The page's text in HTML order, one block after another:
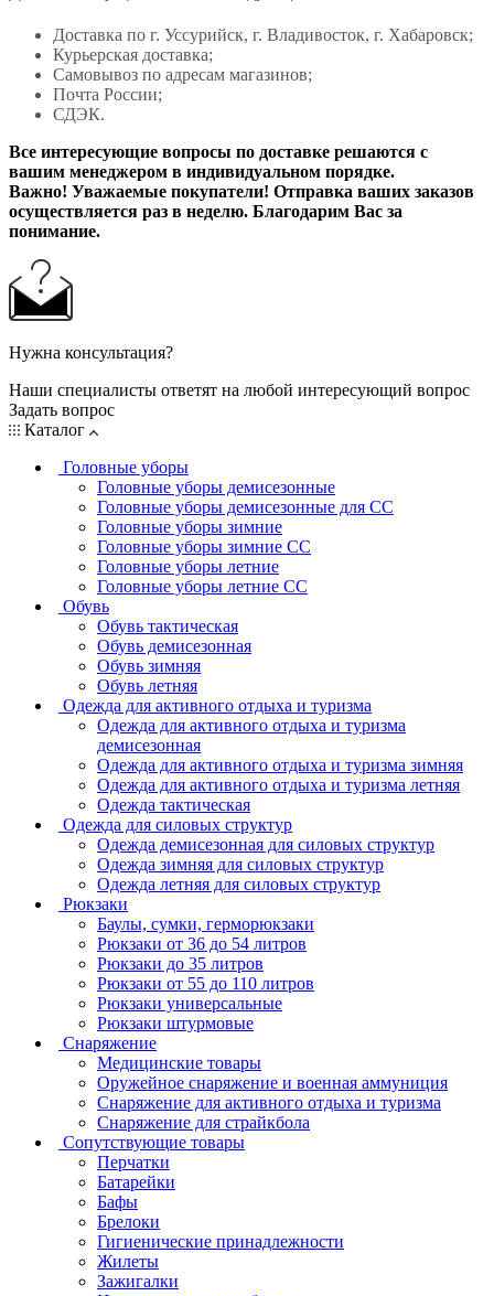
Доставка по г. Уссурийск, г. Владивосток, г. Хабаровск;
Курьерская доставка;
Самовывоз по адресам магазинов;
Почта России;
СДЭК.
Все интересующие вопросы по доставке решаются с
вашим менеджером в индивидуальном порядке.
Важно! Уважаемые покупатели! Отправка ваших заказов
осуществляется раз в неделю. Благодарим Вас за
понимание.
Нужна консультация?
Наши специалисты ответят на любой интересующий вопрос
Задать вопрос
Каталог
Головные уборы
Головные уборы демисезонные
Головные уборы демисезонные для СС
Головные уборы зимние
Головные уборы зимние СС
Головные уборы летние
Головные уборы летние СС
Обувь
Обувь тактическая
Обувь демисезонная
Обувь зимняя
Обувь летняя
Одежда для активного отдыха и туризма
Одежда для активного отдыха и туризма
демисезонная
Одежда для активного отдыха и туризма зимняя
Одежда для активного отдыха и туризма летняя
Одежда тактическая
Одежда для силовых структур
Одежда демисезонная для силовых структур
Одежда зимняя для силовых структур
Одежда летняя для силовых структур
Рюкзаки
Баулы, сумки, герморюкзаки
Рюкзаки от 36 до 54 литров
Рюкзаки до 35 литров
Рюкзаки от 55 до 110 литров
Рюкзаки универсальные
Рюкзаки штурмовые
Снаряжение
Медицинские товары
Оружейное снаряжение и военная аммуниция
Снаряжение для активного отдыха и туризма
Снаряжение для страйкбола
Сопутствующие товары
Перчатки
Батарейки
Бафы
Брелоки
Гигиенические принадлежности
Жилеты
Зажигалки